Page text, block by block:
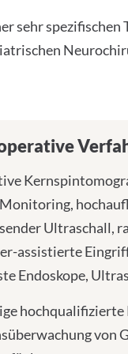
sehr
Ultraschall,
assistierte
Endoskope,
hochqualifizierte
von